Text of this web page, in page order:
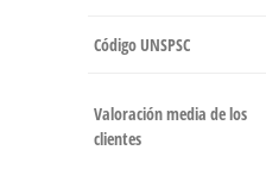
Código UNSPSC
Valoración media de los
clientes